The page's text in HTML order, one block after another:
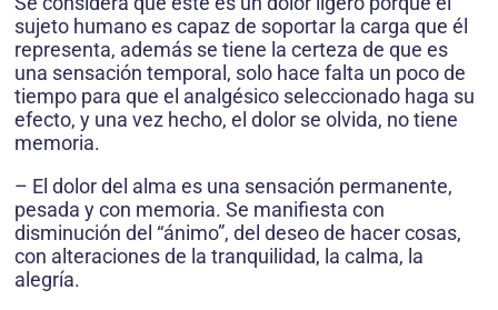
sujeto humano es capaz de soportar la carga que él
representa, además se tiene la certeza de que es
una sensación temporal, solo hace falta un poco de
tiempo para que el analgésico seleccionado haga su
efecto, y una vez hecho, el dolor se olvida, no tiene
memoria.
– El dolor del alma es una sensación permanente,
pesada y con memoria. Se manifiesta con
disminución del “ánimo”, del deseo de hacer cosas,
con alteraciones de la tranquilidad, la calma, la
alegría.